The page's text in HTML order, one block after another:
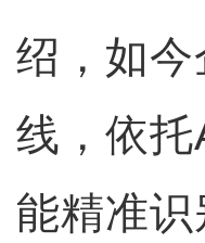
绍，如
线，依
能精准